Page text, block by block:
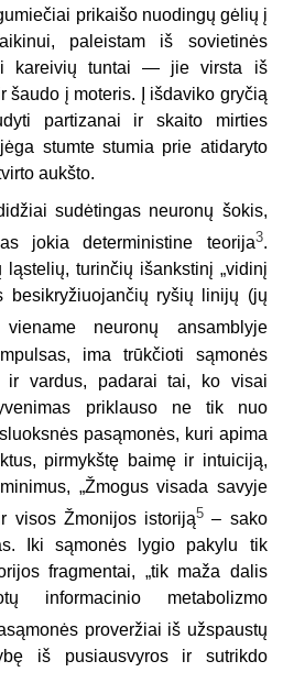
prikaišo nuodingų gėlių į
paleistam iš sovietinės
kareivių tuntai — jie virsta iš
šaudo į moteris. Į išdaviko gryčią
partizanai ir skaito mirties
stumte stumia prie atidaryto
aukšto.
sudėtingas neuronų šokis,
jokia deterministine teorija3.
turinčių išankstinį „vidinį
besikryžiuojančių ryšių linijų (jų
neuronų ansamblyje
ima trūkčioti sąmonės
ir vardus, padarai tai, ko visai
priklauso ne tik nuo
pasąmonės, kuri apima
pirmykštę baimę ir intuiciją,
„Žmogus visada savyje
visos Žmonijos istoriją5 – sako
Iki sąmonės lygio pakylu tik
fragmentai, „tik maža dalis
informacinio metabolizmo
proveržiai iš užspaustų
iš pusiausvyros ir sutrikdo